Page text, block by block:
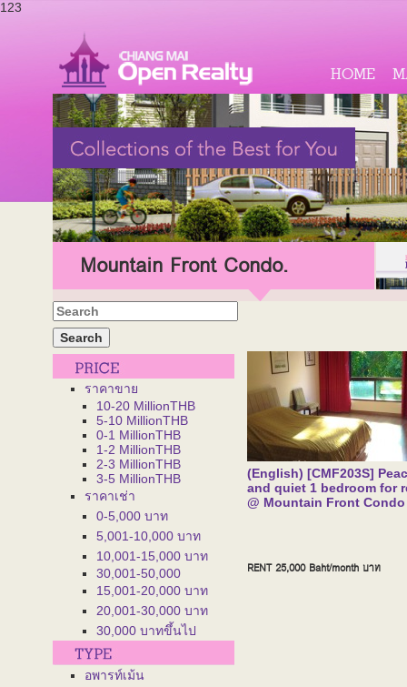
123
HOME
Mountain Front Condo.
ราคาขาย
10-20 MillionTHB
5-10 MillionTHB
0-1 MillionTHB
1-2 MillionTHB
2-3 MillionTHB
3-5 MillionTHB
ราคาเช่า
0-5,000 บาท
5,001-10,000 บาท
10,001-15,000 บาท
30,001-50,000
15,001-20,000 บาท
20,001-30,000 บาท
30,000 บาทขึ้นไป
อพารท์เม้น
(English) [CMF203S]
and quiet 1 bedroom for
@ Mountain Front Condo
RENT 25,000 Baht/month บาท